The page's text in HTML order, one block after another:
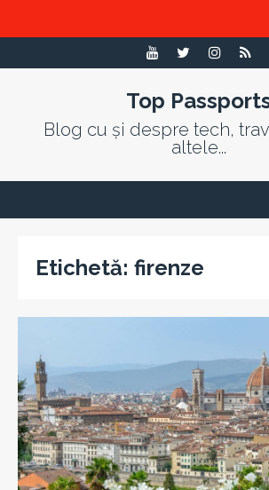
Top
Blog cu și despre tech,
altele...
Etichetă: firenze